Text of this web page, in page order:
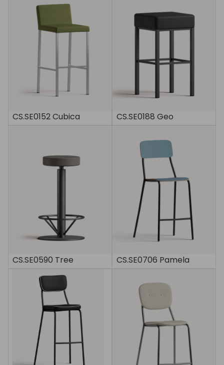
CS.SE0152 Cubica CS.SE0188 Geo
CS.SE0590 Tree CS.SE0706 Pamela